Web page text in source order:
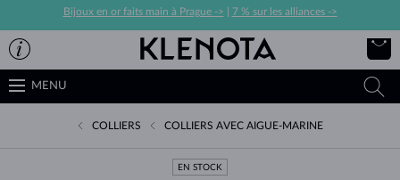
Bijoux en or faits main à Prague -> 7 % sur les alliances ->
MENU
COLLIERS COLLIERS AVEC AIGUE-MARINE
EN STOCK